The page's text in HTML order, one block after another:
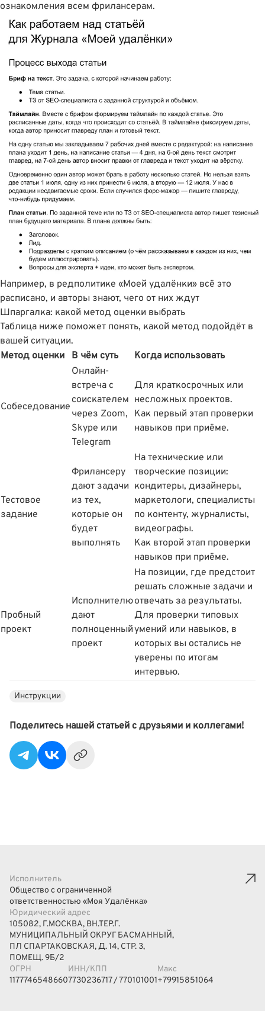
ознакомления всем фрилансерам.
Например, в редполитике «Моей удалёнки» всё это
расписано, и авторы знают, чего от них ждут
Шпаргалка: какой метод оценки выбрать
Таблица ниже поможет понять, какой метод подойдёт в
вашей ситуации.
Метод оценки
В чём суть Когда использовать
Собеседование
Онлайн-
встреча с
соискателем
через Zoom,
Skype или
Telegram
Для краткосрочных или
несложных проектов.
Как первый этап проверки
навыков при приёме.
Тестовое
задание
Фрилансеру
дают задачи
из тех,
которые он
будет
выполнять
На технические или
творческие позиции:
кондитеры, дизайнеры,
маркетологи, специалисты
по контенту, журналисты,
видеографы.
Как второй этап проверки
навыков при приёме.
Пробный
проект
Исполнителю
дают
полноценный
проект
На позиции, где предстоит
решать сложные задачи и
отвечать за результаты.
Для проверки типовых
умений или навыков, в
которых вы остались не
уверены по итогам
интервью.
Инструкции
Поделитесь нашей статьей с друзьями и коллегами!
Исполнитель
Общество с ограниченной
ответственностью «Моя Удалёнка»
Юридический адрес
105082, Г.МОСКВА, ВН.ТЕР.Г.
МУНИЦИПАЛЬНЫЙ ОКРУГ БАСМАННЫЙ,
ПЛ СПАРТАКОВСКАЯ, Д. 14, СТР. 3,
ПОМЕЩ. 9Б/2
ОГРН
1177746548660
ИНН/КПП
7730236717 / 770101001
Макс
+79915851064